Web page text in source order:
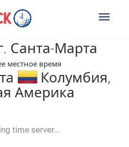
Toggle
Санта-Марта
местное время
Колумбия,
Америка
time server...
-- ---- ----